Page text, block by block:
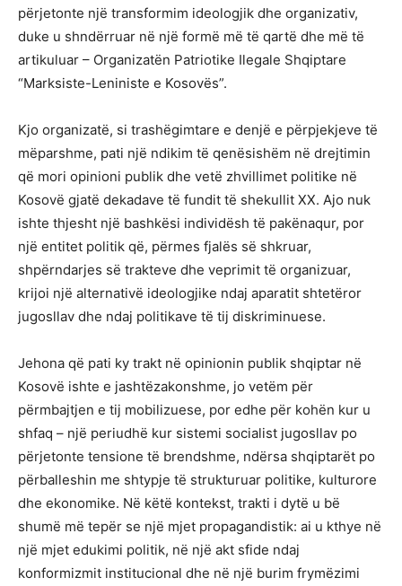
përjetonte një transformim ideologjik dhe organizativ,
duke u shndërruar në një formë më të qartë dhe më të
artikuluar – Organizatën Patriotike Ilegale Shqiptare
“Marksiste-Leniniste e Kosovës”.
Kjo organizatë, si trashëgimtare e denjë e përpjekjeve të
mëparshme, pati një ndikim të qenësishëm në drejtimin
që mori opinioni publik dhe vetë zhvillimet politike në
Kosovë gjatë dekadave të fundit të shekullit XX. Ajo nuk
ishte thjesht një bashkësi individësh të pakënaqur, por
një entitet politik që, përmes fjalës së shkruar,
shpërndarjes së trakteve dhe veprimit të organizuar,
krijoi një alternativë ideologjike ndaj aparatit shtetëror
jugosllav dhe ndaj politikave të tij diskriminuese.
Jehona që pati ky trakt në opinionin publik shqiptar në
Kosovë ishte e jashtëzakonshme, jo vetëm për
përmbajtjen e tij mobilizuese, por edhe për kohën kur u
shfaq – një periudhë kur sistemi socialist jugosllav po
përjetonte tensione të brendshme, ndërsa shqiptarët po
përballeshin me shtypje të strukturuar politike, kulturore
dhe ekonomike. Në këtë kontekst, trakti i dytë u bë
shumë më tepër se një mjet propagandistik: ai u kthye në
një mjet edukimi politik, në një akt sfide ndaj
konformizmit institucional dhe në një burim frymëzimi